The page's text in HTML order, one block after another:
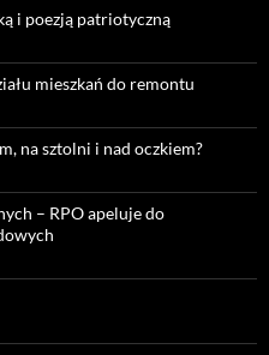
i poezją patriotyczną
mieszkań do remontu
na sztolni i nad oczkiem?
– RPO apeluje do